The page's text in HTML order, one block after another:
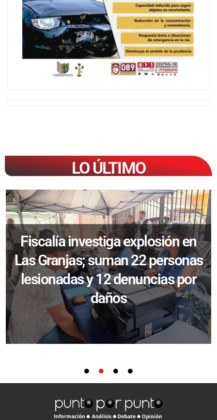
LO ÚLTIMO
Fiscalía investiga explosión en
Las Granjas; suman 22 personas
lesionadas y 12 denuncias por
daños